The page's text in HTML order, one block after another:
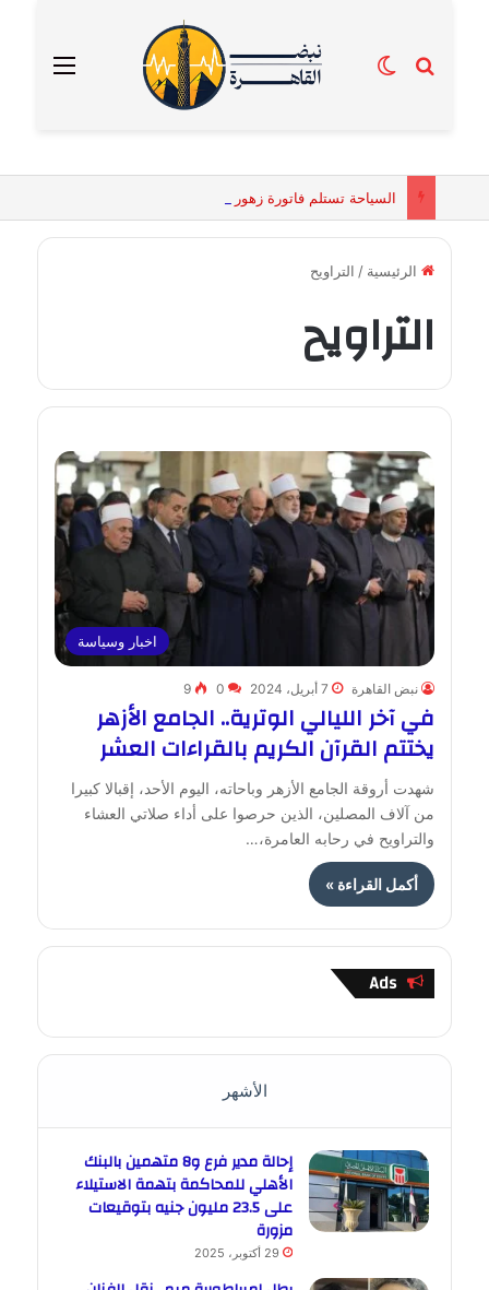
القائمة بحث عنالوضع المظلم
الرئيسية / التراويح
التراويح
اخبار وسياسة
نبض القاهرة 7 أبريل، 2024 0
9
في آخر الليالي الوترية.. الجامع الأزهر
يختتم القرآن الكريم بالقراءات العشر
شهدت أروقة الجامع الأزهر وباحاته، اليوم الأحد، إقبالا كبيرا
من آلاف المصلين، الذين حرصوا على أداء صلاتي العشاء
والتراويح في رحابه العامرة،…
أكمل القراءة »
Ads
الأشهر
إحالة مدير فرع و8 متهمين بالبنك
الأهلي للمحاكمة بتهمة الاستيلاء
على 23.5 مليون جنيه بتوقيعات
مزورة
29 أكتوبر، 2025